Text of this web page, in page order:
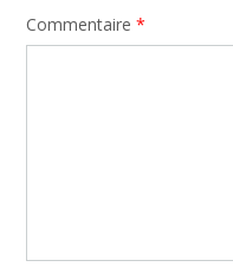
Commentaire *